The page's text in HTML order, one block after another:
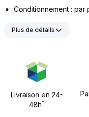
Conditionnement :
Plus de détails
Livraison en 24-
48h*